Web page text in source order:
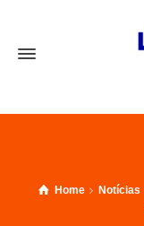
Home Notícias